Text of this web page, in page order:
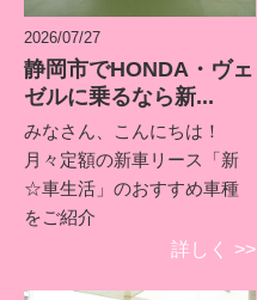
2026/07/27
静岡市でHONDA・ヴェ
ゼルに乗るなら新...
みなさん、こんにちは！
月々定額の新車リース「新
☆車生活」のおすすめ車種
をご紹介
詳しく
>>